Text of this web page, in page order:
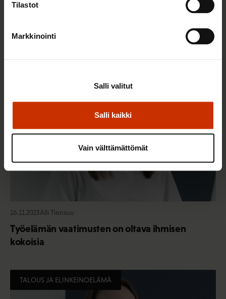
Tilastot
Markkinointi
Salli kaikki
Salli valitut
Vain välttämättömät
Vammaiset ihmiset kohtaavat edelleen paljon
16.11.2023Alli Tiensuu
Työelämän vaatimusten on oltava ihmisen
kokoisia
TALOUS JA ELINKEINOELÄMÄ